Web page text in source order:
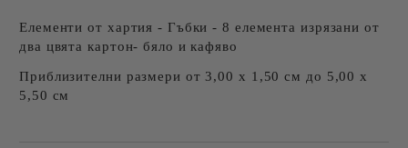
Елементи от хартия - Гъбки - 8 елемента изрязани от
два цвята картон- бяло и кафяво
Приблизителни размери от 3,00 х 1,50 см до 5,00 х
5,50 см